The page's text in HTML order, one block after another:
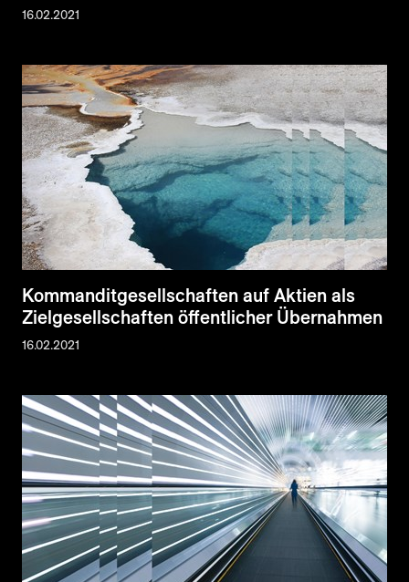
16.02.2021
Kommanditgesellschaften auf Aktien als
Zielgesellschaften öffentlicher Übernahmen
16.02.2021